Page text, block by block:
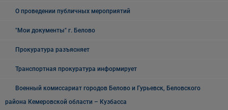
О проведении публичных мероприятий
"Мои документы" г. Белово
Прокуратура разъясняет
Транспортная прокуратура информирует
Военный комиссариат городов Белово и Гурьевск, Беловского
района Кемеровской области – Кузбасса